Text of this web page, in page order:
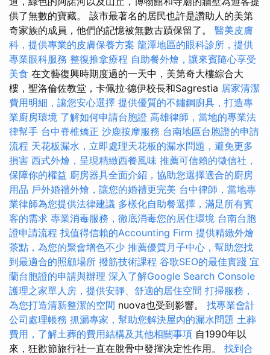
供了無數的寶藏。 該市最著名的居民也許是讚助人的美第
奇家族的成員，他們的記憶被無數古蹟保留了。 醫美皮膚
科，提供專業的皮膚保養方案 龍潭地區的眼科診所，提供
專業眼科服務 整復推拿療程 自助餐外燴，讓來賓隨心享受
美食 在文藝復興時期度過的一天中，美第奇大樓綜合大
樓，聖洛倫佐教堂，卡佩拉·德伊校長和Sagrestia 居家清潔
費用明細，讓您安心選擇 提供優質的不鏽鋼廚具，打造專
業廚房環境 了解如何申請台胞證 高雄律師，當地的專業法
律幫手 台中脊椎矯正 沙鹿按摩服務 台南地區台胞證的申請
流程 天花板漏水，立即處理天花板的漏水問題，避免更多
損害 西式外燴，呈現精緻西餐風味 推薦可信賴的徵信社，
保障你的權益 廚房器具全面介紹，協助您選擇適合的廚房
用品 戶外婚禮外燴，讓您的婚禮更完美 台中律師，當地專
業律師為您提供法律建議 多樣化自助餐選擇，滿足所有賓
客的需求 專業消毒服務，徹底消毒您的居住環境 台南台胞
證申請流程 找值得信賴的Accounting Firm 提供精緻外燴
茶點，為您的聚會增色不少 推薦優質月子中心，幫助您找
到最適合的照顧場所 撥筋技術課程 谷歌SEO的最佳實踐 宜
蘭台胞證的申請與辦理 深入了解Google Search Console
護理之家單人房，提供安靜、舒適的居住空間 打掃服務，
為您打造清新整潔的空間 nuova也受到影響。 找專業會計
公司處理帳務 抓漏專家，幫助您解決屋內的漏水問題 土葬
費用，了解土葬的費用結構及其他相關事項 自1990年以
來，狂歡節旅行社一直在脫骨中發揮決定性作用。 找到合